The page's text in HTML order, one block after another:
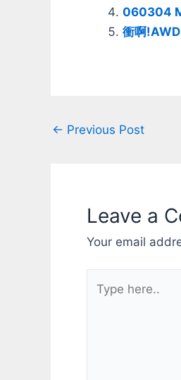
060304
衝啊
Post
← Previous Post
Leave a
Your email
here..